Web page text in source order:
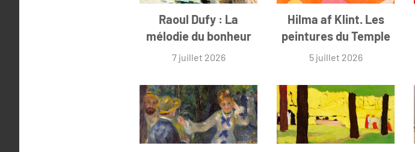
Raoul Dufy : La
mélodie du bonheur
7 juillet 2026
Hilma af Klint. Les
peintures du Temple
5 juillet 2026